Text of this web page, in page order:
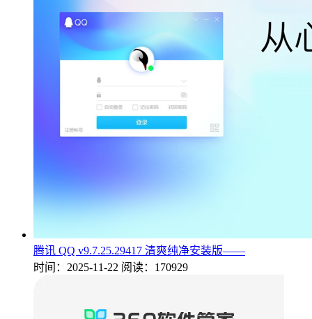
腾讯 QQ v9.7.25.29417 清爽纯净安装版——
时间：2025-11-22 阅读：170929